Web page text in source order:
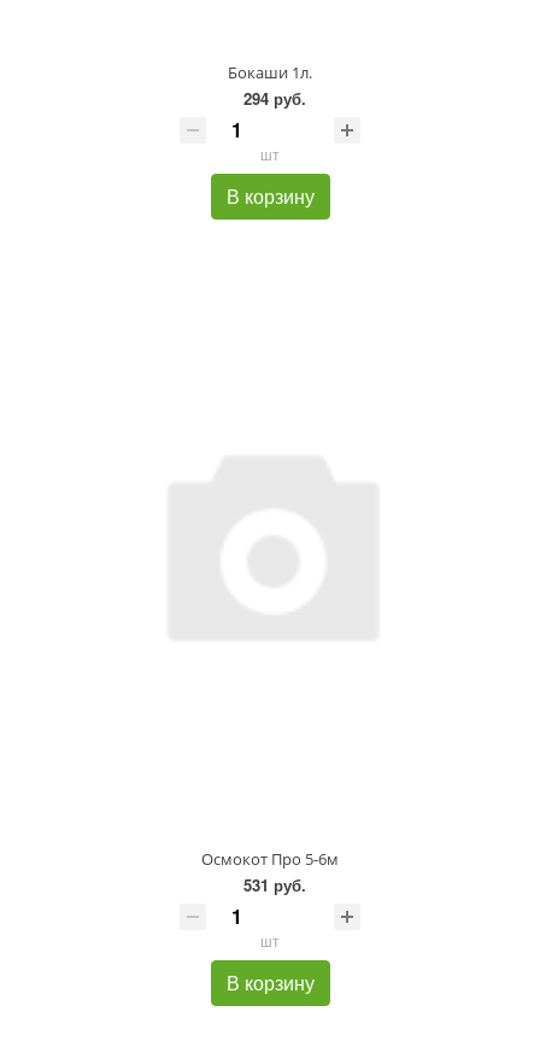
Бокаши 1л.
294 руб.
шт
В корзину
Осмокот Про 5-6м
531 руб.
шт
В корзину